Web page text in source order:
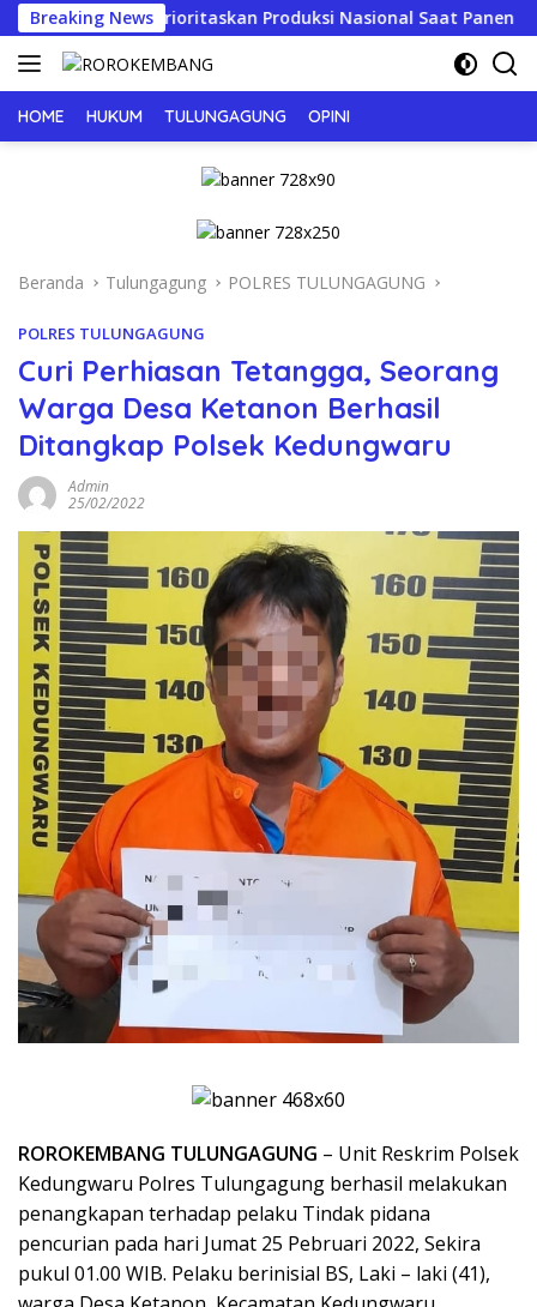
Langsung
ke
konten
Breaking News
Prioritaskan Produksi Nasional Saat Panen JERIT
HOME HUKUM TULUNGAGUNG OPINI
Beranda Tulungagung POLRES TULUNGAGUNG
POLRES TULUNGAGUNG
Curi Perhiasan Tetangga, Seorang
Warga Desa Ketanon Berhasil
Ditangkap Polsek Kedungwaru
Admin
25/02/2022
ROROKEMBANG TULUNGAGUNG – Unit Reskrim Polsek
Kedungwaru Polres Tulungagung berhasil melakukan
penangkapan terhadap pelaku Tindak pidana
pencurian pada hari Jumat 25 Pebruari 2022, Sekira
pukul 01.00 WIB. Pelaku berinisial BS, Laki – laki (41),